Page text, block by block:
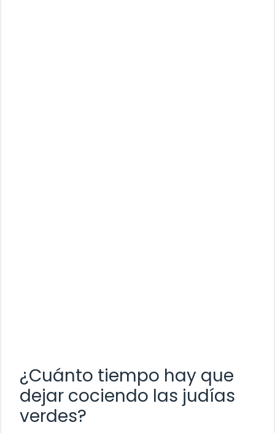
¿Cuánto tiempo hay que
dejar cociendo las judías
verdes?